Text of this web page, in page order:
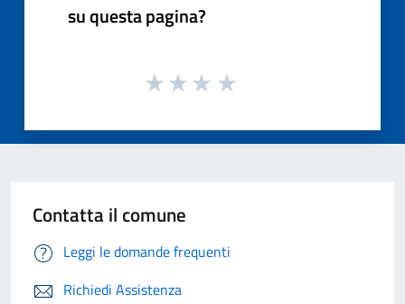
su questa pagina?
Contatta il comune
Leggi le domande frequenti
Richiedi Assistenza